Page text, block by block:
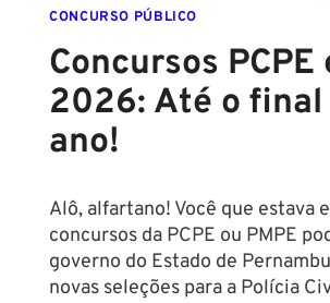
CONCURSO PÚBLICO
Concursos PCPE
2026: Até o final
ano!
Alô, alfartano! Você que estava
concursos da PCPE ou PMPE
governo do Estado de
novas seleções para a Polícia